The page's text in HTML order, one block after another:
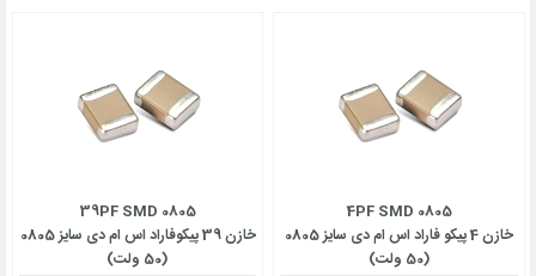
4PF SMD 0805
خازن 4 پیکو فاراد اس ام دی سایز 0805
(50 ولت)
39PF SMD 0805
خازن 39 پیکوفاراد اس ام دی سایز 0805
(50 ولت)